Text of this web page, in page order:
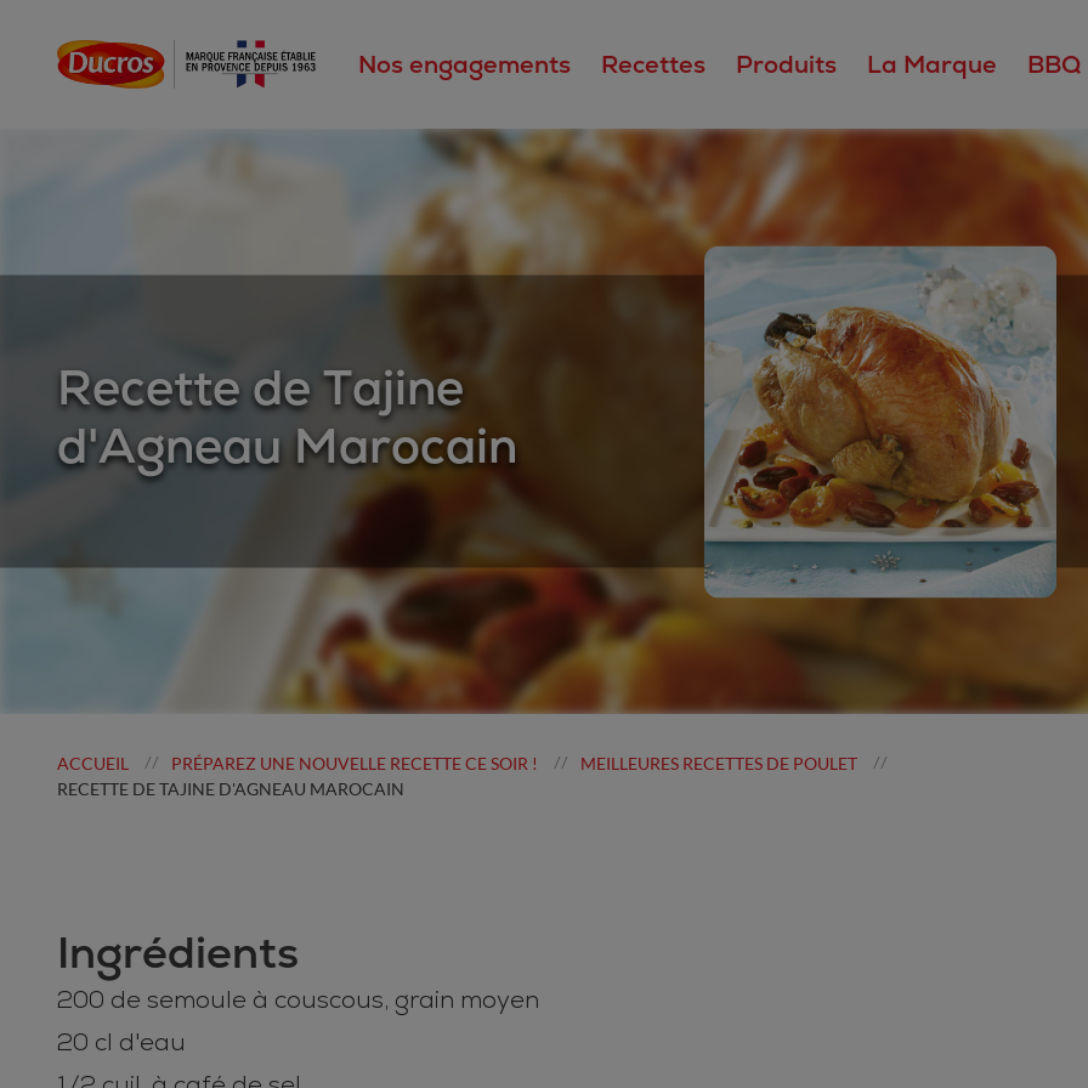
Nos engagements Recettes Produits La Marque BBQ
Recette de Tajine
d'Agneau Marocain
ACCUEIL // PRÉPAREZ UNE NOUVELLE RECETTE CE SOIR ! // MEILLEURES RECETTES DE POULET //
RECETTE DE TAJINE D'AGNEAU MAROCAIN
Ingrédients
200 de semoule à couscous, grain moyen
20 cl d'eau